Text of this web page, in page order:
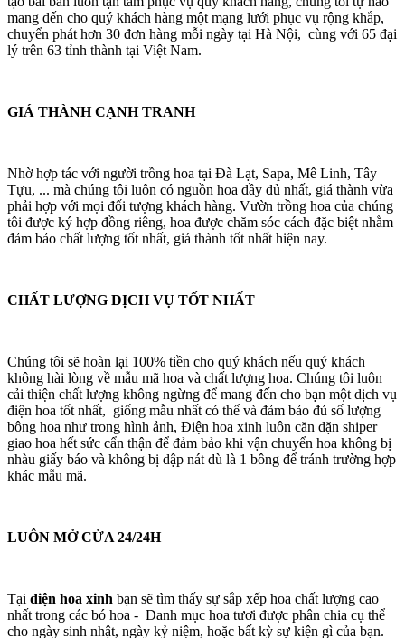
mang đến cho quý khách hàng một mạng lưới phục vụ rộng khắp,
chuyển phát hơn 30 đơn hàng mỗi ngày tại Hà Nội, cùng với 65 đại
lý trên 63 tỉnh thành tại Việt Nam.
GIÁ THÀNH CẠNH TRANH
Nhờ hợp tác với người trồng hoa tại Đà Lạt, Sapa, Mê Linh, Tây
Tựu, ... mà chúng tôi luôn có nguồn hoa đầy đủ nhất, giá thành vừa
phải hợp với mọi đối tượng khách hàng. Vườn trồng hoa của chúng
tôi được ký hợp đồng riêng, hoa được chăm sóc cách đặc biệt nhằm
đảm bảo chất lượng tốt nhất, giá thành tốt nhất hiện nay.
CHẤT LƯỢNG DỊCH VỤ TỐT NHẤT
Chúng tôi sẽ hoàn lại 100% tiền cho quý khách nếu quý khách
không hài lòng về mẫu mã hoa và chất lượng hoa. Chúng tôi luôn
cải thiện chất lượng không ngừng để mang đến cho bạn một dịch vụ
điện hoa tốt nhất, giống mẫu nhất có thể và đảm bảo đủ số lượng
bông hoa như trong hình ảnh, Điện hoa xinh luôn căn dặn shiper
giao hoa hết sức cẩn thận để đảm bảo khi vận chuyển hoa không bị
nhàu giấy báo và không bị dập nát dù là 1 bông để tránh trường hợp
khác mẫu mã.
LUÔN MỞ CỬA 24/24H
Tại điện hoa xinh bạn sẽ tìm thấy sự sắp xếp hoa chất lượng cao
nhất trong các bó hoa - Danh mục hoa tươi được phân chia cụ thể
cho ngày sinh nhật, ngày kỷ niệm, hoặc bất kỳ sự kiện gì của bạn.